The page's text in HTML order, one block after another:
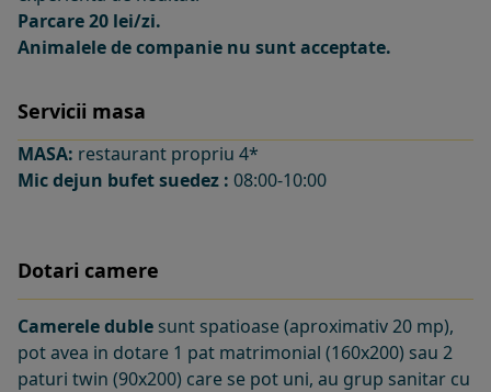
Parcare 20 lei/zi.
Animalele de companie nu sunt acceptate.
Servicii masa
MASA: restaurant propriu 4*
Mic dejun bufet suedez : 08:00-10:00
Dotari camere
Camerele duble sunt spatioase (aproximativ 20 mp),
pot avea in dotare 1 pat matrimonial (160x200) sau 2
paturi twin (90x200) care se pot uni, au grup sanitar cu